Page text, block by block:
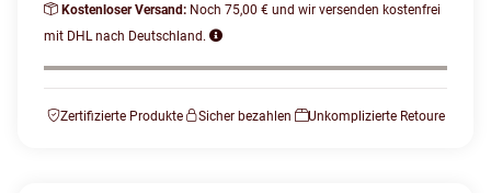
Kostenloser Versand: Noch 75,00 € und wir versenden kostenfrei
mit DHL nach Deutschland.
Zertifizierte Produkte Sicher bezahlen Unkomplizierte Retoure